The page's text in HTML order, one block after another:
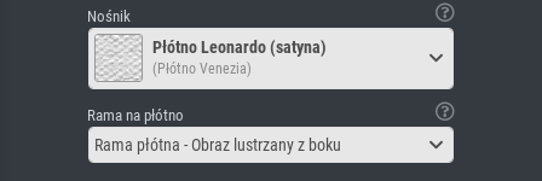
Nośnik
Płótno Leonardo (satyna)
(Płótno Venezia)
Rama na płótno
Rama płótna - Obraz lustrzany z boku